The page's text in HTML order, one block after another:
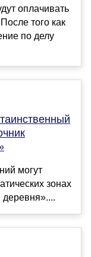
оплачивать
того как
по делу
могут
зонах